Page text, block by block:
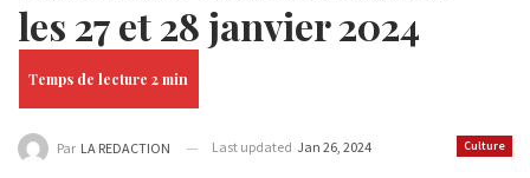
les 27 et 28 janvier 2024
Culture
Par LA REDACTION Last updated Jan 26, 2024